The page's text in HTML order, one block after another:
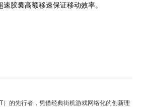
胶囊高额移速保证移动效率。
）的先行者，凭借经典街机游戏网络化的创新理